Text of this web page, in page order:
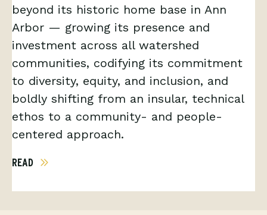
beyond its historic home base in Ann
Arbor — growing its presence and
investment across all watershed
communities, codifying its commitment
to diversity, equity, and inclusion, and
boldly shifting from an insular, technical
ethos to a community- and people-
centered approach.
READ